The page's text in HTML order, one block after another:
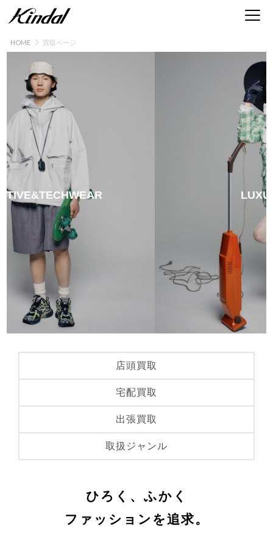
HOME 買取ページ
ブランド古着買取 | 服・時計・バッグ・靴・ア
LUXURY
店頭買取
宅配買取
出張買取
取扱ジャンル
ひろく、ふかく
ファッションを追求。